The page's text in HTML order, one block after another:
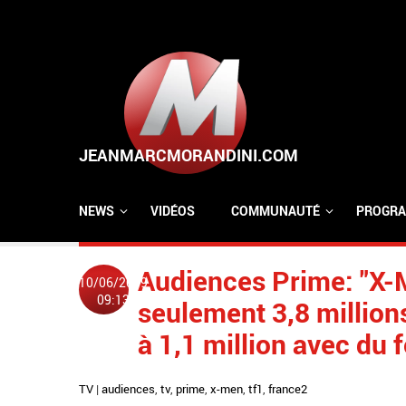
NEWS VIDÉOS COMMUNAUTÉ
10/06/2019
09:13
Audiences Prime: "X-
seulement 3,8
à 1,1 million avec du
TV | audiences, tv, prime, x-men, tf1, france2